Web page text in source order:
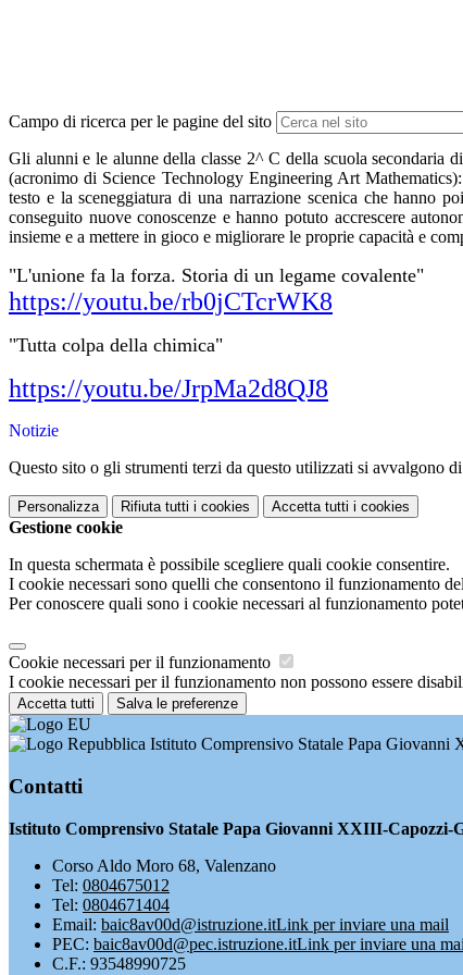
Campo di ricerca per le pagine del sito
Gli alunni e le alunne della classe 2^ C della scuola secondaria
(acronimo di Science Technology Engineering Art
testo e la sceneggiatura di una narrazione scenica che hanno
conseguito nuove conoscenze e hanno potuto accrescere
insieme e a mettere in gioco e migliorare le proprie capacità e
"L'unione fa la forza. Storia di un legame covalente"
https://youtu.be/rb0jCTcrWK8
"Tutta colpa della chimica"
https://youtu.be/JrpMa2d8QJ8
Notizie
Questo sito o gli strumenti terzi da questo utilizzati si avvalgono
Personalizza Rifiuta tutti i cookies Accetta tutti i cookies
Gestione cookie
In questa schermata è possibile scegliere quali cookie consentire.
I cookie necessari sono quelli che consentono il funzionamento
Per conoscere quali sono i cookie necessari al funzionamento
Cookie necessari per il funzionamento
I cookie necessari per il funzionamento non possono essere
Accetta tutti Salva le preferenze
Istituto Comprensivo Statale Papa
Contatti
Istituto Comprensivo Statale Papa Giovanni XXIII-Capozzi-
Corso Aldo Moro 68, Valenzano
Tel: 0804675012
Tel: 0804671404
Email: baic8av00d@istruzione.itLink per inviare una mail
PEC: baic8av00d@pec.istruzione.itLink per inviare una
C.F.: 93548990725